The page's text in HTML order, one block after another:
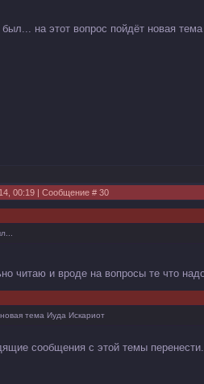
на этот вопрос пойдёт новая тема
00:19 | Сообщение # 30
читаю и вроде на вопросы те что
тема Иуда Искариот
сообщения с этой темы перенести.